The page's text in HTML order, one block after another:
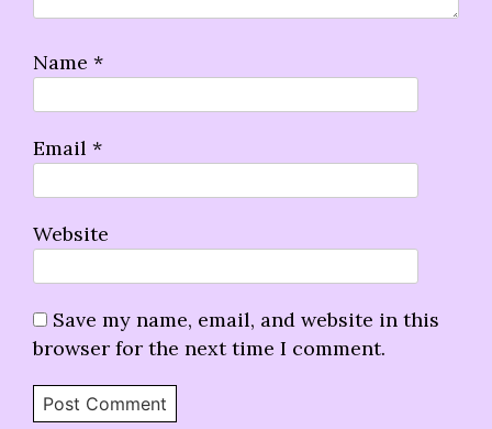
Name *
Email *
Website
Save my name, email, and website in this
browser for the next time I comment.